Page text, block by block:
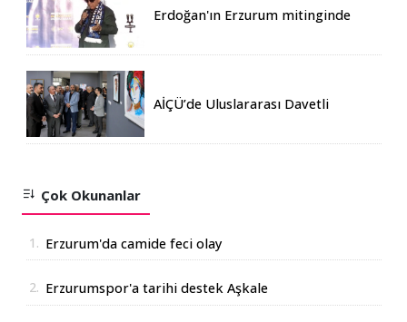
Erdoğan'ın Erzurum mitinginde
AİÇÜ’de Uluslararası Davetli
Çok Okunanlar
1. Erzurum'da camide feci olay
2. Erzurumspor'a tarihi destek Aşkale